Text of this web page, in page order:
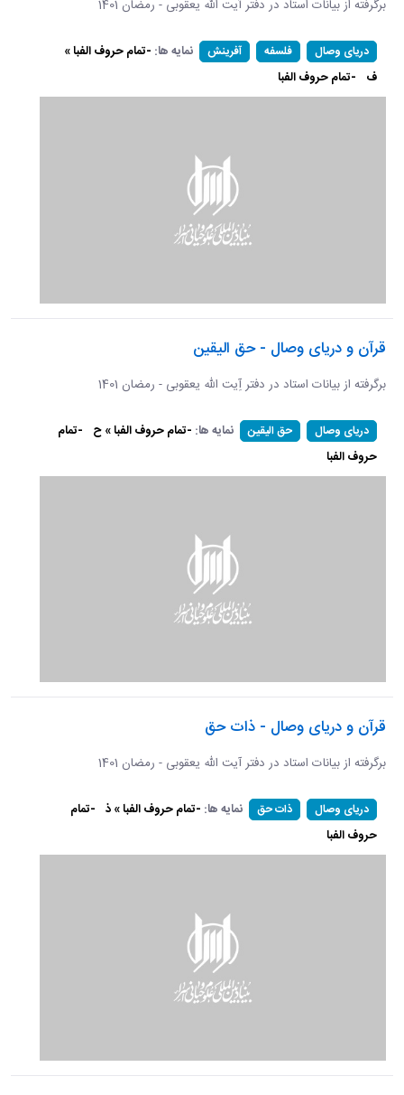
برگرفته از بیانات استاد در دفتر آیت الله یعقوبی - رمضان 1401
دریای وصال فلسفه آفرینش نمایه ها: -تمام حروف الفبا »
ف -تمام حروف الفبا
قرآن و دریای وصال - حق الیقین
برگرفته از بیانات استاد در دفتر آِیت الله یعقوبی - رمضان 1401
دریای وصال حق الیقین نمایه ها: -تمام حروف الفبا » ح -تمام
حروف الفبا
قرآن و دریای وصال - ذات حق
برگرفته از بیانات استاد در دفتر آیت الله یعقوبی - رمضان 1401
دریای وصال ذات حق نمایه ها: -تمام حروف الفبا » ذ -تمام
حروف الفبا